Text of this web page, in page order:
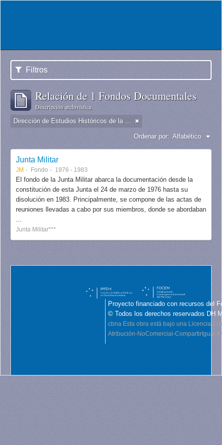
Filtros
Relación de 1 Fondos Documentales
Descripción archivística
Dirección de Estudios Históricos de la Fuerza Aérea
Ordenar por: Alfabético
Junta Militar
JM Fondo 1976 - 1983
El fondo de la Junta Militar abarca la documentación desde la
constitución de esta Junta el 24 de marzo de 1976 hasta su
disolución en 1983. Principalmente, se compone de las actas de
reuniones llevadas a cabo por sus miembros, donde se abordaban
...
Junta Militar***
Proyecto financiado con recursos del
© Todos los derechos reservados DH
cbna Esta obra está bajo una Licencia
Atribución-NoComercial-CompartirIgual